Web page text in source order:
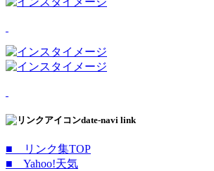
date-navi link
■ リンク集TOP
■ Yahoo!天気